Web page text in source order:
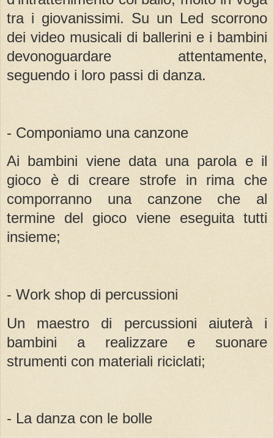
tra i giovanissimi. Su un Led scorrono
dei video musicali di ballerini e i bambini
devonoguardare attentamente,
seguendo i loro passi di danza.
- Componiamo una canzone
Ai bambini viene data una parola e il
gioco è di creare strofe in rima che
comporranno una canzone che al
termine del gioco viene eseguita tutti
insieme;
- Work shop di percussioni
Un maestro di percussioni aiuterà i
bambini a realizzare e suonare
strumenti con materiali riciclati;
- La danza con le bolle